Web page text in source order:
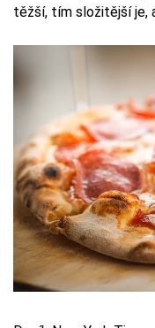
těžší, tím složitější je,